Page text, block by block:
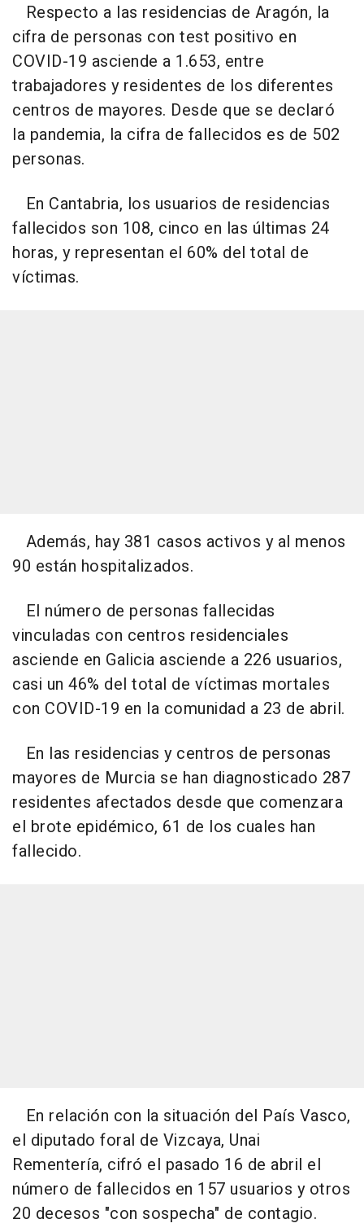
Respecto a las residencias de Aragón, la
cifra de personas con test positivo en
COVID-19 asciende a 1.653, entre
trabajadores y residentes de los diferentes
centros de mayores. Desde que se declaró
la pandemia, la cifra de fallecidos es de 502
personas.
En Cantabria, los usuarios de residencias
fallecidos son 108, cinco en las últimas 24
horas, y representan el 60% del total de
víctimas.
Además, hay 381 casos activos y al menos
90 están hospitalizados.
El número de personas fallecidas
vinculadas con centros residenciales
asciende en Galicia asciende a 226 usuarios,
casi un 46% del total de víctimas mortales
con COVID-19 en la comunidad a 23 de abril.
En las residencias y centros de personas
mayores de Murcia se han diagnosticado 287
residentes afectados desde que comenzara
el brote epidémico, 61 de los cuales han
fallecido.
En relación con la situación del País Vasco,
el diputado foral de Vizcaya, Unai
Rementería, cifró el pasado 16 de abril el
número de fallecidos en 157 usuarios y otros
20 decesos "con sospecha" de contagio.